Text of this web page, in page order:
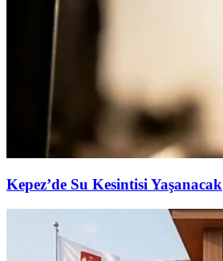
Kepez’de Su Kesintisi Yaşanacak